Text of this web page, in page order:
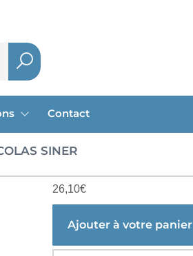
Contact
SINER
26,10€
Ajouter à votre panier